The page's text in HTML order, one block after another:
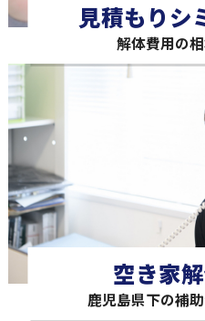
見積もりシ
解体費用の
空き家
鹿児島県下の補